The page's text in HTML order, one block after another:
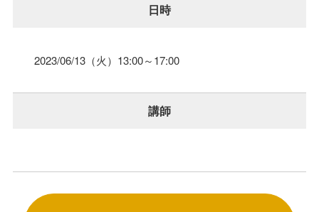
日時
2023/06/13（火） 13:00～17:00
講師